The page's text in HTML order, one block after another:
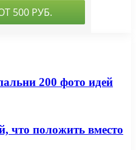
200 фото идей
что положить вместо